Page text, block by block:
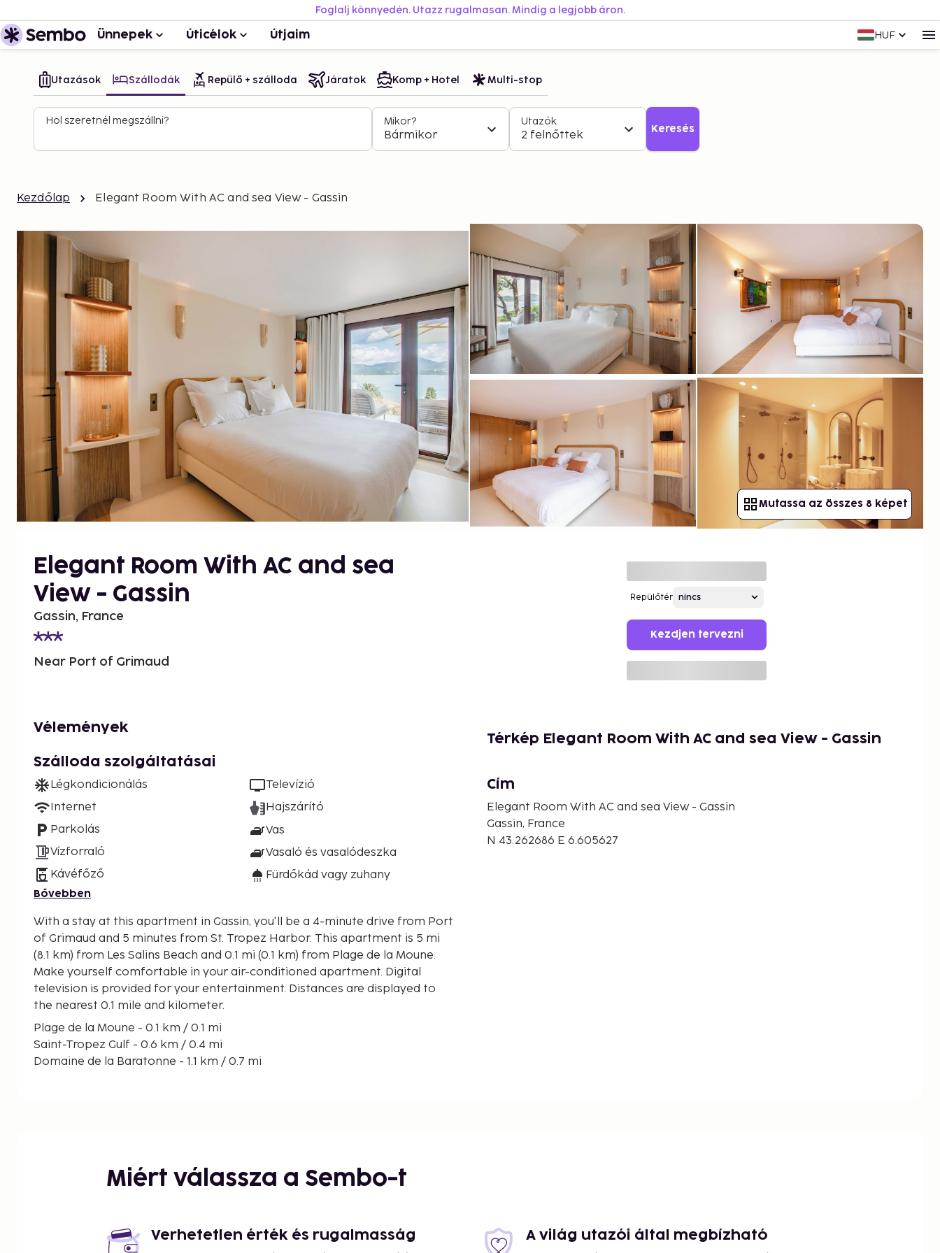
Foglalj könnyedén. Utazz rugalmasan. Mindig a legjobb áron.
Ünnepek Úticélok Útjaim HUF
Utazások Szállodák Repülő + szálloda Járatok Komp + Hotel Multi-stop
Hol szeretnél megszállni? Mikor?
Bármikor
Utazók
2 felnőttek Keresés
Kezdőlap Elegant Room With AC and sea View - Gassin
Mutassa az összes 8 képet
Elegant Room With AC and sea
View - Gassin
Gassin, France
Near Port of Grimaud
Repülőtér
Kezdjen tervezni
Vélemények
Szálloda szolgáltatásai
Légkondicionálás
Internet
Parkolás
Vízforraló
Kávéfőző
Televízió
Hajszárító
Vas
Vasaló és vasalódeszka
Fürdőkád vagy zuhany
Bővebben
With a stay at this apartment in Gassin, you'll be a 4-minute drive from Port
of Grimaud and 5 minutes from St. Tropez Harbor. This apartment is 5 mi
(8.1 km) from Les Salins Beach and 0.1 mi (0.1 km) from Plage de la Moune.
Make yourself comfortable in your air-conditioned apartment. Digital
television is provided for your entertainment. Distances are displayed to
the nearest 0.1 mile and kilometer.
Plage de la Moune - 0.1 km / 0.1 mi
Saint-Tropez Gulf - 0.6 km / 0.4 mi
Domaine de la Baratonne - 1.1 km / 0.7 mi
Musée de l'Annonciade - 3.1 km / 1.9 mi
Bailli de Suffren Statue - 3.2 km / 2 mi
La Maison des Papillons - 3.2 km / 2 mi
Térkép Elegant Room With AC and sea View - Gassin
Cím
Elegant Room With AC and sea View - Gassin
Gassin, France
N 43.262686 E 6.605627
Miért válassza a Sembo-t
Verhetetlen érték és rugalmasság A világ utazói által megbízható